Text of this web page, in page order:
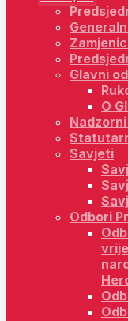
Glavni
O
Savjeti
Odbori